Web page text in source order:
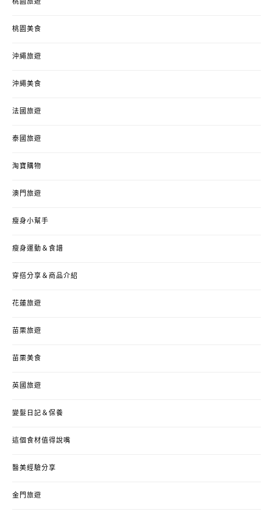
桃園旅遊
桃園美食
沖繩旅遊
沖繩美食
法國旅遊
泰國旅遊
淘寶購物
澳門旅遊
瘦身小幫手
瘦身運動＆食譜
穿搭分享＆商品介紹
花蓮旅遊
苗栗旅遊
苗栗美食
英國旅遊
變髮日記＆保養
這個食材值得說嘴
醫美經驗分享
金門旅遊